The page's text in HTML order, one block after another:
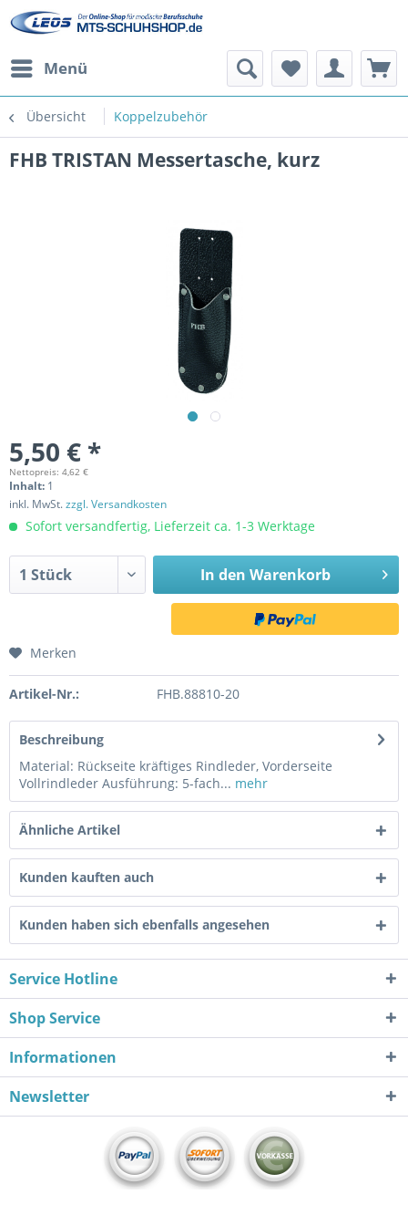
Menü
Übersicht Koppelzubehör
FHB TRISTAN Messertasche, kurz
5,50 € *
Nettopreis: 4,62 €
Inhalt: 1
inkl. MwSt.zzgl. Versandkosten
Sofort versandfertig, Lieferzeit ca. 1-3 Werktage
In den Warenkorb
Merken
Artikel-Nr.: FHB.88810-20
Beschreibung
Material: Rückseite kräftiges Rindleder, Vorderseite
Vollrindleder Ausführung: 5-fach... mehr
Ähnliche Artikel
Kunden kauften auch
Kunden haben sich ebenfalls angesehen
Service Hotline
Shop Service
Informationen
Newsletter